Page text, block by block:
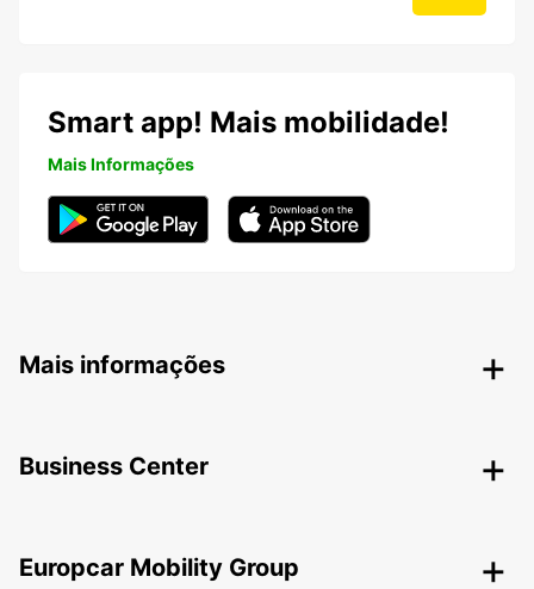
Smart app! Mais mobilidade!
Mais Informações
Mais informações
Business Center
Europcar Mobility Group